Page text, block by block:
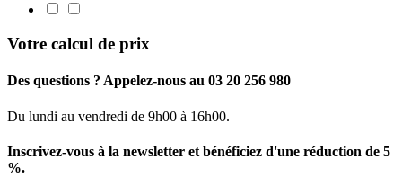
Votre calcul de prix
Des questions ? Appelez-nous au 03 20 256 980
Du lundi au vendredi de 9h00 à 16h00.
Inscrivez-vous à la newsletter et bénéficiez d'une réduction de 5
%.